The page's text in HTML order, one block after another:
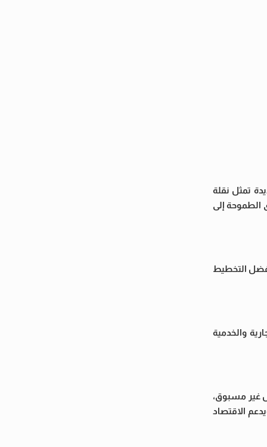
تمثل نقلة
الطموحة إلى
التخطيط
والخدمية
غير مسبوق،
الاقتصاد